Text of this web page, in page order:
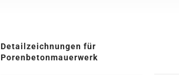
Detailzeichnungen für
Porenbetonmauerwerk